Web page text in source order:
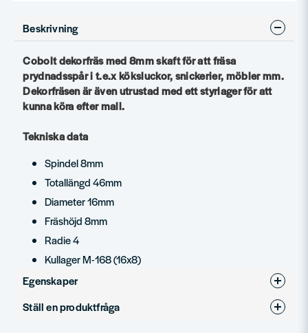
Beskrivning
Cobolt dekorfräs med 8mm skaft för att fräsa
prydnadsspår i t.e.x köksluckor, snickerier, möbler mm.
Dekorfräsen är även utrustad med ett styrlager för att
kunna köra efter mall.
Tekniska data
Spindel 8mm
Totallängd 46mm
Diameter 16mm
Fräshöjd 8mm
Radie 4
Kullager M-168 (16x8)
Egenskaper
Produkttyp
Ställ en produktfråga